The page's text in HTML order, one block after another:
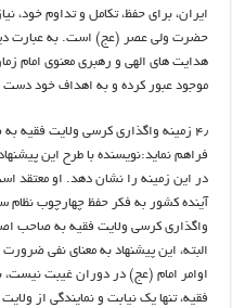
ایران، برای حفظ، تکامل و تداوم خود،
حضرت ولی عصر (عج) است. به عبارت
هدایت های الهی و رهبری معنوی امام
موجود عبور کرده و به اهداف خود دست
۴٫ زمینه واگذاری کرسی ولایت
فراهم نماید:نویسنده با طرح این
در این زمینه را نشان دهد. او معتقد
آینده کشور به فکر حفظ چهارچوب نظام
واگذاری کرسی ولایت فقیه به صاحب
البته، این پیشنهاد به معنای نفی
اوامر امام (عج) در دوران غیبت نیست،
فقیه، تنها یک نیابت و نمایندگی از